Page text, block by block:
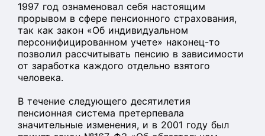
1997 год ознаменовал себя настоящим
прорывом в сфере пенсионного страхования,
так как закон «Об индивидуальном
персонифицированном учете» наконец-то
позволил рассчитывать пенсию в зависимости
от заработка каждого отдельно взятого
человека.
В течение следующего десятилетия
пенсионная система претерпевала
значительные изменения, и в 2001 году был